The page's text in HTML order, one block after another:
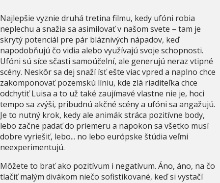
Najlepšie vyznie druhá tretina filmu, kedy ufóni robia
neplechu a snažia sa asimilovať v našom svete – tam je
skrytý potenciál pre pár bláznivých nápadov, keď
napodobňujú čo vidia alebo využívajú svoje schopnosti.
Ufóni sú síce sčasti samoúčelní, ale generujú neraz vtipné
scény. Neskôr sa dej snaží ísť ešte viac vpred a naplno chce
zakomponovať pozemskú líniu, kde zlá riaditeľka chce
odchytiť Luisa a to už také zaujímavé vlastne nie je, hoci
tempo sa zvýši, pribudnú akčné scény a ufóni sa angažujú.
Je to nutný krok, kedy ale animák stráca pozitívne body,
lebo začne padať do priemeru a napokon sa všetko musí
dobre vyriešiť, lebo... no lebo európske štúdia veľmi
neexperimentujú.
Môžete to brať ako pozitívum i negatívum. Áno, áno, na čo
tlačiť malým divákom niečo sofistikované, keď si vystačí